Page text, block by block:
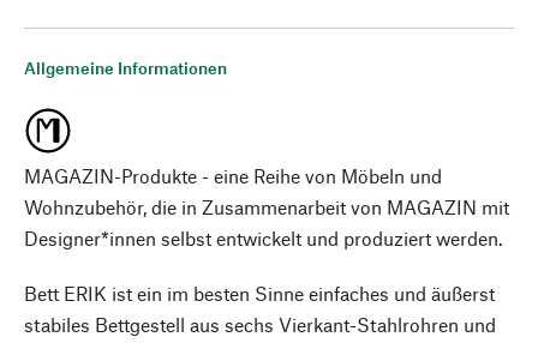
Allgemeine Informationen
MAGAZIN-Produkte - eine Reihe von Möbeln und
Wohnzubehör, die in Zusammenarbeit von MAGAZIN mit
Designer*innen selbst entwickelt und produziert werden.
Bett ERIK ist ein im besten Sinne einfaches und äußerst
stabiles Bettgestell aus sechs Vierkant-Stahlrohren und